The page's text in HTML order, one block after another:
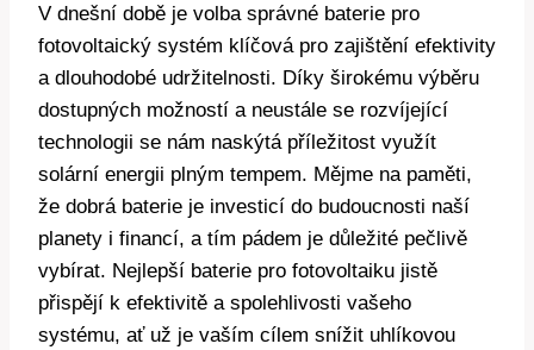
V dnešní době je volba správné baterie pro
fotovoltaický systém klíčová pro zajištění efektivity
a dlouhodobé udržitelnosti. Díky širokému výběru
dostupných možností a neustále se rozvíjející
technologii se nám naskýtá příležitost využít
solární energii plným tempem. Mějme na paměti,
že dobrá baterie je investicí do budoucnosti naší
planety i financí, a tím pádem je důležité pečlivě
vybírat. Nejlepší baterie pro fotovoltaiku jistě
přispějí k efektivitě a spolehlivosti vašeho
systému, ať už je vaším cílem snížit uhlíkovou